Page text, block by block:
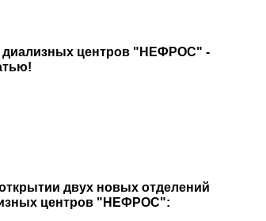
диализных центров "НЕФРОС" -
двух новых отделений
центров "НЕФРОС":